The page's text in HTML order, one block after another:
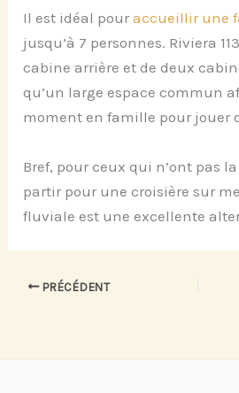
Il est idéal pouraccueillir une
jusqu’à 7 personnes. Riviera
cabine arrière et de deux
qu’un large espace commun
moment en famille pour jouer
Bref, pour ceux qui n’ont pas
partir pour une croisière sur
fluviale est une excellente
PRÉCÉDENT